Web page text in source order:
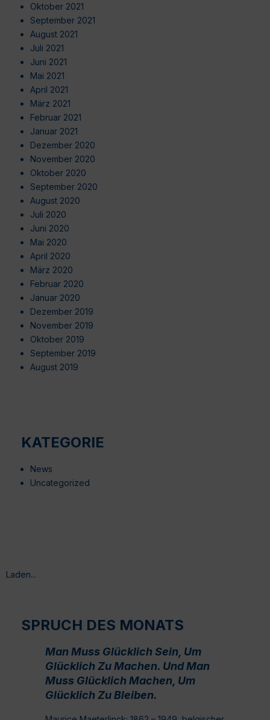
Oktober 2021
September 2021
August 2021
Juli 2021
Juni 2021
Mai 2021
April 2021
März 2021
Februar 2021
Januar 2021
Dezember 2020
November 2020
Oktober 2020
September 2020
August 2020
Juli 2020
Juni 2020
Mai 2020
April 2020
März 2020
Februar 2020
Januar 2020
Dezember 2019
November 2019
Oktober 2019
September 2019
August 2019
KATEGORIE
News
Uncategorized
Laden...
SPRUCH DES MONATS
Man Muss Glücklich Sein, Um
Glücklich Zu Machen. Und Man
Muss Glücklich Machen, Um
Glücklich Zu Bleiben.